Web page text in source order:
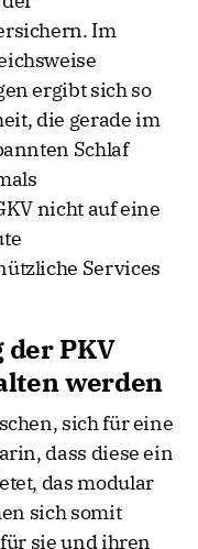
Im
ergibt sich so
die gerade im
Schlaf
nicht auf eine
Services
PKV
werden
sich für eine
dass diese ein
das modular
sich somit